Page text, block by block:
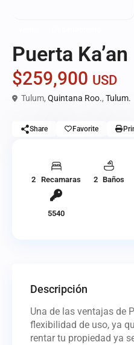
Puerta Ka’an
$259,900 USD
Tulum, Quintana Roo., Tulum.
Share Favorite
2 Recamaras 2 Baños
5540
Descripción
Una de las ventajas de
flexibilidad de uso, ya
rentar tu propiedad ya